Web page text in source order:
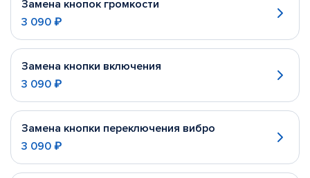
Замена кнопок громкости
3 090 ₽
Замена кнопки включения
3 090 ₽
Замена кнопки переключения вибро
3 090 ₽